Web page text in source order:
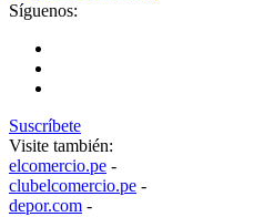
Síguenos:
Suscríbete
Visite también:
elcomercio.pe -
clubelcomercio.pe -
depor.com -